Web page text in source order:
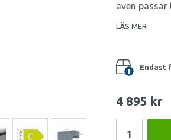
även
LÄS MER
Endast
4 895 kr